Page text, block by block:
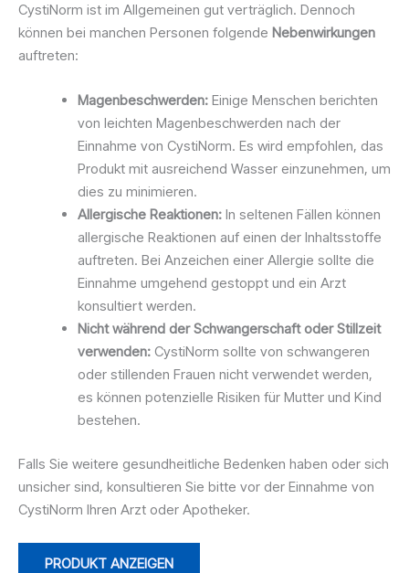
CystiNorm ist im Allgemeinen gut verträglich. Dennoch
können bei manchen Personen folgende Nebenwirkungen
auftreten:
Magenbeschwerden: Einige Menschen berichten
von leichten Magenbeschwerden nach der
Einnahme von CystiNorm. Es wird empfohlen, das
Produkt mit ausreichend Wasser einzunehmen, um
dies zu minimieren.
Allergische Reaktionen: In seltenen Fällen können
allergische Reaktionen auf einen der Inhaltsstoffe
auftreten. Bei Anzeichen einer Allergie sollte die
Einnahme umgehend gestoppt und ein Arzt
konsultiert werden.
Nicht während der Schwangerschaft oder Stillzeit
verwenden: CystiNorm sollte von schwangeren
oder stillenden Frauen nicht verwendet werden,
es können potenzielle Risiken für Mutter und Kind
bestehen.
Falls Sie weitere gesundheitliche Bedenken haben oder sich
unsicher sind, konsultieren Sie bitte vor der Einnahme von
CystiNorm Ihren Arzt oder Apotheker.
PRODUKT ANZEIGEN